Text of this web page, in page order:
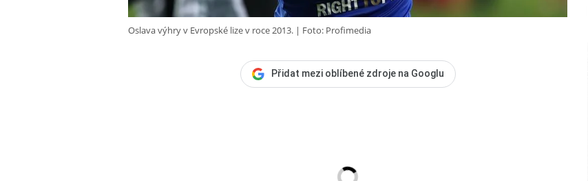
Oslava výhry v Evropské lize v roce 2013. Foto: Profimedia
Přidat mezi oblíbené zdroje na Googlu